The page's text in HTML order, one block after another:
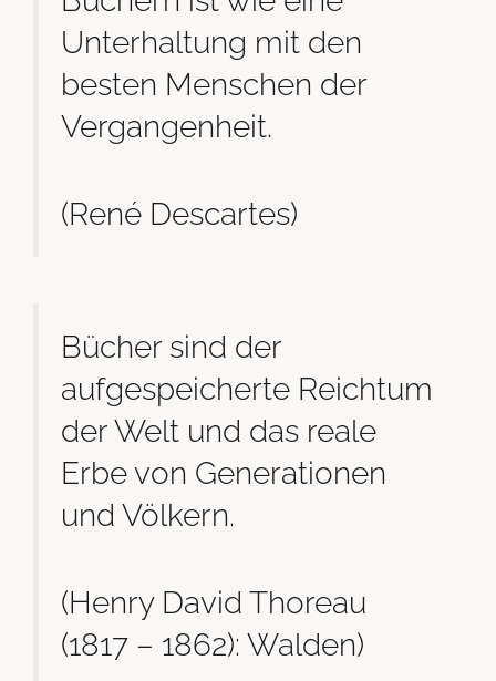
Unterhaltung mit den
besten Menschen der
Vergangenheit.
(René Descartes)
Bücher sind der
aufgespeicherte Reichtum
der Welt und das reale
Erbe von Generationen
und Völkern.
(Henry David Thoreau
(1817 – 1862): Walden)